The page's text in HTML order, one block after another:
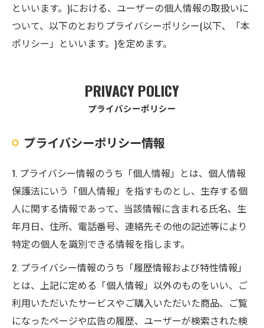
といいます。)における、ユーザーの個人情報の取扱いに
ついて、以下のとおりプライバシーポリシー(以下、「本
ポリシー」といいます。)を定めます。
プライバシーポリシー
PRIVACY POLICY
プライバシーポリシー情報
1. プライバシー情報のうち「個人情報」とは、個人情報
保護法にいう「個人情報」を指すものとし、生存する個
人に関する情報であって、当該情報に含まれる氏名、生
年月日、住所、電話番号、連絡先その他の記述等により
特定の個人を識別できる情報を指します。
2. プライバシー情報のうち「履歴情報および特性情報」
とは、上記に定める「個人情報」以外のものをいい、ご
利用いただいたサービスやご購入いただいた商品、ご覧
になったページや広告の履歴、ユーザーが検索された検